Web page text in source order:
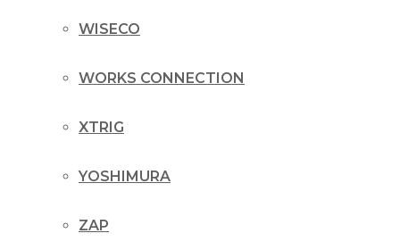
WISECO
WORKS CONNECTION
XTRIG
YOSHIMURA
ZAP